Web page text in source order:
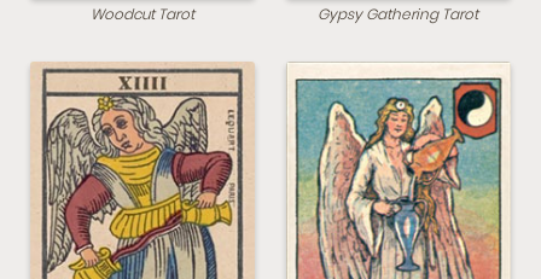
Woodcut Tarot Gypsy Gathering Tarot